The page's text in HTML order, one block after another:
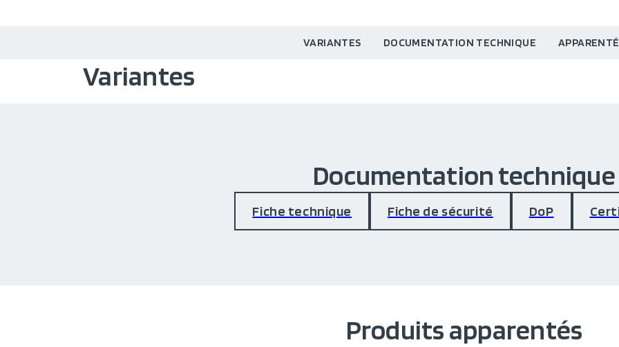
VARIANTES DOCUMENTATION TECHNIQUE
Variantes
Documentation technique
Fiche technique Fiche de sécurité DoP
Produits apparentés